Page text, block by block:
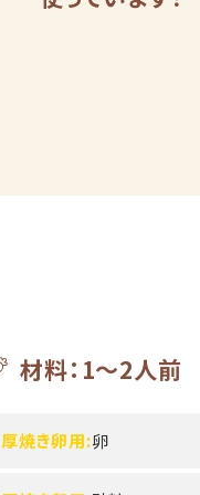
材料：1～2人前
厚焼き卵用:卵